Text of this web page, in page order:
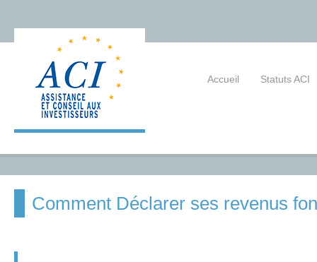
Accueil Statuts ACI
Comment Déclarer ses revenus